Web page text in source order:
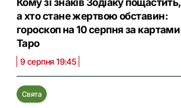
Кому зі знаків Зодіаку пощастить,
а хто стане жертвою обставин:
гороскоп на 10 серпня за картами
Таро
9 серпня 19:45
Свята